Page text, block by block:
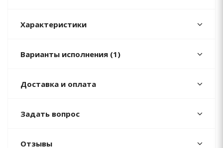
Характеристики
Варианты исполнения (1)
Доставка и оплата
Задать вопрос
Отзывы